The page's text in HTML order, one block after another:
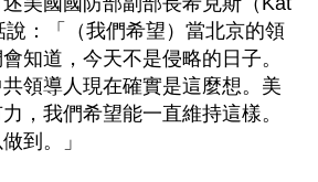
說：「（我們希望）當北京的領
知道，今天不是侵略的日子。
領導人現在確實是這麼想。美
，我們希望能一直維持這樣。
到。」